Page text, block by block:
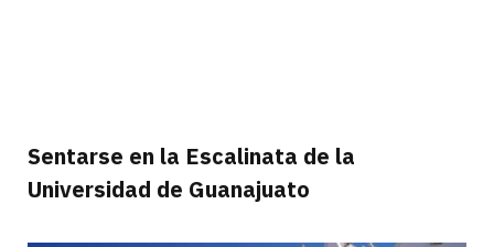
Sentarse en la Escalinata de la
Universidad de Guanajuato